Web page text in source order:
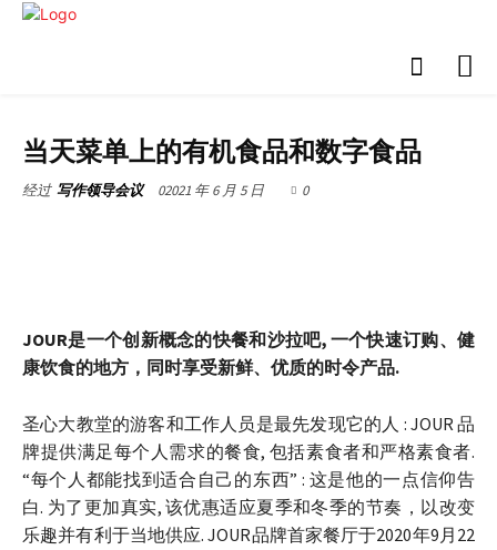
当天菜单上的有机食品和数字食品
经过 写作领导会议 02021 年 6 月 5 日 0
JOUR是一个创新概念的快餐和沙拉吧, 一个快速订购、健
康饮食的地方，同时享受新鲜、优质的时令产品.
圣心大教堂的游客和工作人员是最先发现它的人 : JOUR 品
牌提供满足每个人需求的餐食, 包括素食者和严格素食者.
“每个人都能找到适合自己的东西” : 这是他的一点信仰告
白. 为了更加真实, 该优惠适应夏季和冬季的节奏，以改变
乐趣并有利于当地供应. JOUR品牌首家餐厅于2020年9月22